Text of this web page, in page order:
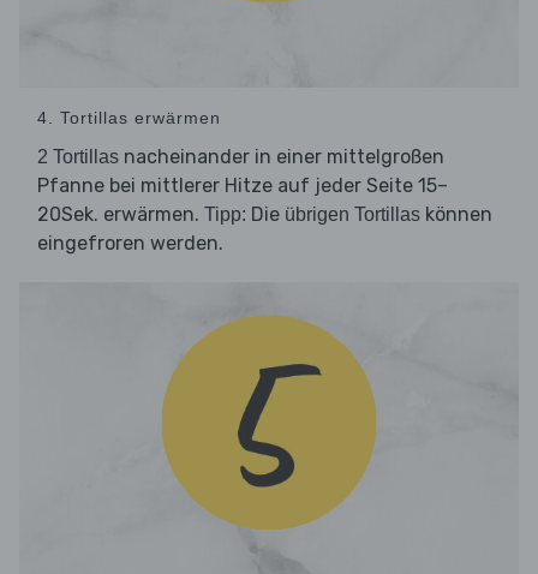
4. Tortillas erwärmen
2 Tortillas nacheinander in einer mittelgroßen
Pfanne bei mittlerer Hitze auf jeder Seite 15–
20Sek. erwärmen. Tipp: Die übrigen Tortillas können
eingefroren werden.